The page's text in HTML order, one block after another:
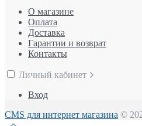
О магазине
Оплата
Доставка
Гарантии и возврат
Контакты
Личный кабинет
Вход
CMS для интернет магазина ©